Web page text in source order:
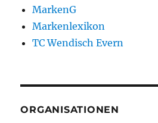
MarkenG
Markenlexikon
TC Wendisch Evern
ORGANISATIONEN